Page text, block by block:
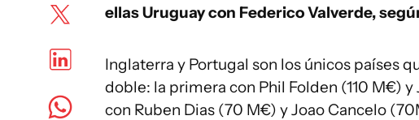
ellas Uruguay con Federico Valverde,
Inglaterra y Portugal son los únicos países
doble: la primera con Phil Folden (110 M€)
con Ruben Dias (70 M€) y Joao Cancelo